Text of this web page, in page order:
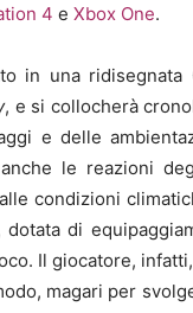
4 e Xbox One.
in una ridisegnata
, e si collocherà
e delle
anche le reazioni
condizioni
dotata di
Il giocatore,
magari per